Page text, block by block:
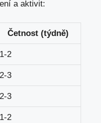
a aktivit:
Četnost (týdně)
1-2
2-3
2-3
1-2